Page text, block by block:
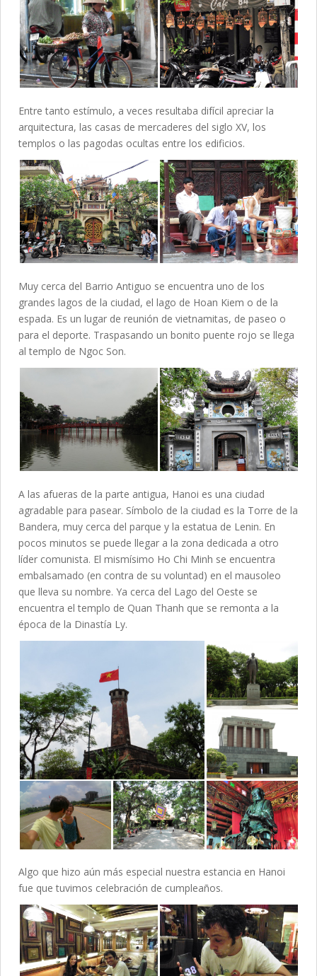
Entre tanto estímulo, a veces resultaba difícil apreciar la
arquitectura, las casas de mercaderes del siglo XV, los
templos o las pagodas ocultas entre los edificios.
Muy cerca del Barrio Antiguo se encuentra uno de los
grandes lagos de la ciudad, el lago de Hoan Kiem o de la
espada. Es un lugar de reunión de vietnamitas, de paseo o
para el deporte. Traspasando un bonito puente rojo se llega
al templo de Ngoc Son.
A las afueras de la parte antigua, Hanoi es una ciudad
agradable para pasear. Símbolo de la ciudad es la Torre de la
Bandera, muy cerca del parque y la estatua de Lenin. En
pocos minutos se puede llegar a la zona dedicada a otro
líder comunista. El mismísimo Ho Chi Minh se encuentra
embalsamado (en contra de su voluntad) en el mausoleo
que lleva su nombre. Ya cerca del Lago del Oeste se
encuentra el templo de Quan Thanh que se remonta a la
época de la Dinastía Ly.
Algo que hizo aún más especial nuestra estancia en Hanoi
fue que tuvimos celebración de cumpleaños.